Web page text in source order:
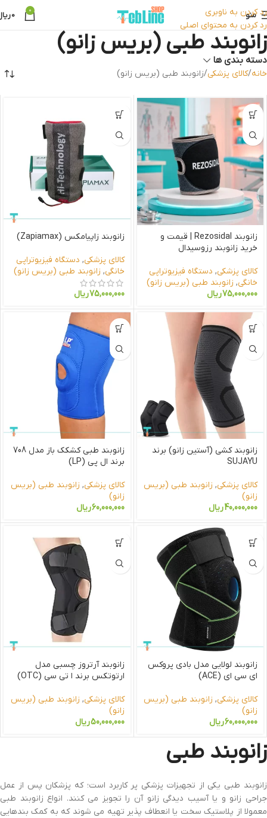
رد کردن به ناوبری
رد کردن به محتوای اصلی
منو 0
0
زانوبند طبی (بریس زانو)
دسته بندی ها
خانه کالای پزشکی زانوبند طبی (بریس زانو)
زانوبند Rezosidal | قیمت و
خرید زانوبند رزوسیدال
کالای پزشکی, دستگاه فیزیوتراپی
خانگی, زانوبند طبی (بریس زانو)
75,000,000ریال
زانوبند زاپیامکس (Zapiamax)
کالای پزشکی, دستگاه فیزیوتراپی
خانگی, زانوبند طبی (بریس زانو)
75,000,000ریال
زانوبند کشی (آستین زانو) برند
SUJAYU
کالای پزشکی, زانوبند طبی (بریس
زانو)
40,000,000ریال
زانوبند طبی کشکک باز مدل 708
برند ال پی (LP)
کالای پزشکی, زانوبند طبی (بریس
زانو)
60,000,000ریال
زانوبند لولایی مدل بادی پروکس
ای سی ای (ACE)
کالای پزشکی, زانوبند طبی (بریس
زانو)
60,000,000ریال
زانوبند آرتروز چسبی مدل
ارتوتکس برند ا تی سی (OTC)
کالای پزشکی, زانوبند طبی (بریس
زانو)
50,000,000ریال
زانوبند طبی
زانوبند طبی یکی از تجهیزات پزشکی پر کاربرد است؛ که پزشکان پس از عمل
جراحی زانو و یا آسیب دیدگی زانو آن را تجویز می کنند. انواع زانوبند طبی
معمولا از پلاستیک سخت یا انعطاف پذیر تهیه می شوند که به کمک بندهایی